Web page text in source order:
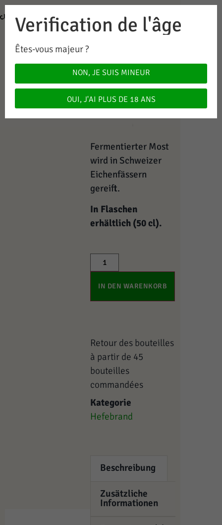
Crausiac
27.00CHF
Fermentierter Most
wird in Schweizer
Eichenfässern
gereift.
In Flaschen
erhältlich (50 cl).
IN DEN WARENKORB
Retour des bouteilles
à partir de 45
bouteilles
commandées
Kategorie
Hefebrand
Beschreibung
Zusätzliche
Informationen
Verification de l'âge
Êtes-vous majeur ?
NON, JE SUIS MINEUR
OUI, J'AI PLUS DE 18 ANS